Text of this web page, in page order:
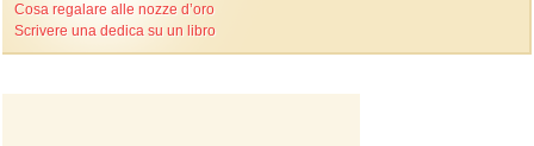
Cosa regalare alle nozze d’oro
Scrivere una dedica su un libro